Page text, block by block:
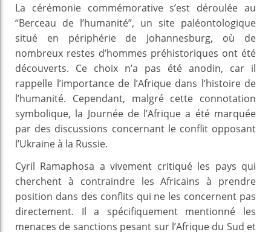
La cérémonie commémorative s’est déroulée au
“Berceau de l’humanité”, un site paléontologique
situé en périphérie de Johannesburg, où de
nombreux restes d’hommes préhistoriques ont été
découverts. Ce choix n’a pas été anodin, car il
rappelle l’importance de l’Afrique dans l’histoire de
l’humanité. Cependant, malgré cette connotation
symbolique, la Journée de l’Afrique a été marquée
par des discussions concernant le conflit opposant
l’Ukraine à la Russie.
Cyril Ramaphosa a vivement critiqué les pays qui
cherchent à contraindre les Africains à prendre
position dans des conflits qui ne les concernent pas
directement. Il a spécifiquement mentionné les
menaces de sanctions pesant sur l’Afrique du Sud et